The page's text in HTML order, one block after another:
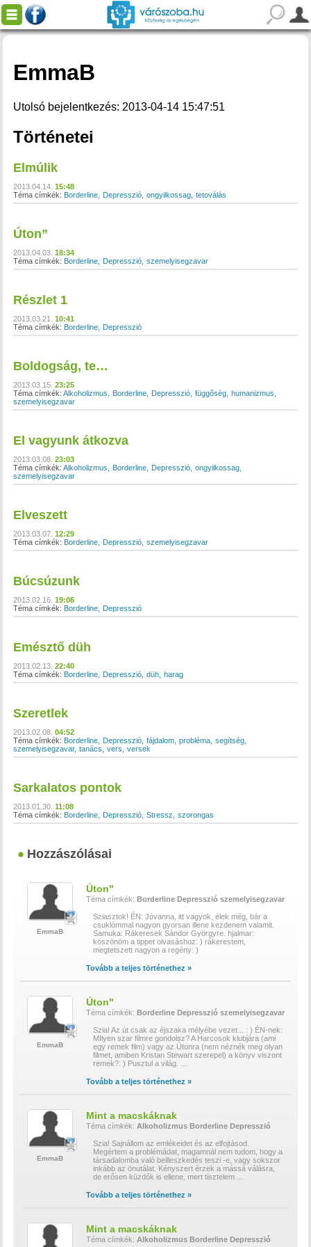
EmmaB
Utolsó bejelentkezés: 2013-04-14 15:47:51
Történetei
Elmúlik
2013.04.14. 15:48
Téma címkék: Borderline Depresszió ongyilkossag tetoválás
Úton”
2013.04.03. 18:34
Téma címkék: Borderline Depresszió szemelyisegzavar
Részlet 1
2013.03.21.
10:41
Téma címkék: Borderline Depresszió
Boldogság, te…
2013.03.15. 23:25
Téma címkék: Alkoholizmus Borderline Depresszió függőség
humanizmus
szemelyisegzavar
El vagyunk átkozva
2013.03.08. 23:03
Téma címkék: Alkoholizmus Borderline Depresszió
ongyilkossag
szemelyisegzavar
Elveszett
2013.03.07. 12:29
Téma címkék: Borderline Depresszió szemelyisegzavar
Búcsúzunk
2013.02.16. 19:06
Téma címkék: Borderline Depresszió
Emésztő düh
2013.02.13. 22:40
Téma címkék: Borderline Depresszió düh harag
Szeretlek
2013.02.08. 04:52
Téma címkék: Borderline Depresszió fájdalom probléma
segítség
szemelyisegzavar tanács vers versek
Sarkalatos pontok
2013.01.30. 11:08
Téma címkék: Borderline Depresszió Stressz szorongas
Hozzászólásai
EmmaB
Úton"
Téma címkék: Borderline Depresszió szemelyisegzavar
Sziasztok! ÉN: Jóvanna, itt vagyok, élek még, bár a
csuklómmal nagyon gyorsan illene kezdenem valamit.
Samuka: Rákeresek Sándor Györgyre. hjalmar:
köszönöm a tippet olvasáshoz: ) rákerestem,
megtetszett nagyon a regény: )
Tovább a teljes történethez »
EmmaB
Úton"
Téma címkék: Borderline Depresszió szemelyisegzavar
Szia! Az út csak az éjszaka mélyébe vezet... : ) ÉN-nek:
MIlyen szar filmre gondolsz? A Harcosok klubjára (ami
egy remek film) vagy az Útonra (nem néznék meg olyan
filmet, amiben Kristan Stewart szerepel) a könyv viszont
remek?: ) Pusztul a világ.
Tovább a teljes történethez »
EmmaB
Mint a macskáknak
Téma címkék: Alkoholizmus Borderline Depresszió
Szia! Sajnállom az emlékeidet és az elfojtásod.
Megértem a problémádat, magamnál nem tudom, hogy a
társadalomba való beilleszkedés teszi -e, vagy sokszor
inkább az önutálat. Kényszert érzek a mássá válásra,
de erősen küzdők is ellene, mert tisztelem
Tovább a teljes történethez »
Mint a macskáknak
Téma címkék: Alkoholizmus Borderline Depresszió